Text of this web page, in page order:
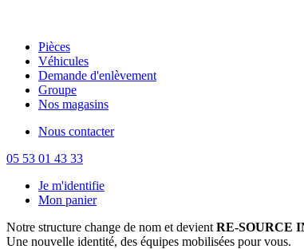
Pièces
Véhicules
Demande d'enlèvement
Groupe
Nos magasins
Nous contacter
05 53 01 43 33
Je m'identifie
Mon panier
Notre structure change de nom et devient RE-SOURCE
Une nouvelle identité, des équipes mobilisées pour vous.